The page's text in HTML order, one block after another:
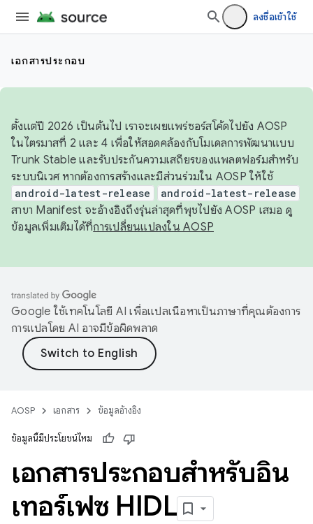
ลงชื่อเข้าใช้
เอกสารประกอบ
ตั้งแต่ปี 2026 เป็นต้นไป เราจะเผยแพร่ซอร์สโค้ดไปยัง AOSP
ในไตรมาสที่ 2 และ 4 เพื่อให้สอดคล้องกับโมเดลการพัฒนาแบบ
Trunk Stable และรับประกันความเสถียรของแพลตฟอร์มสำหรับ
ระบบนิเวศ หากต้องการสร้างและมีส่วนร่วมใน AOSP ให้ใช้
android-latest-release android-latest-release
สาขา Manifest จะอ้างอิงถึงรุ่นล่าสุดที่พุชไปยัง AOSP เสมอ ดู
ข้อมูลเพิ่มเติมได้ที่การเปลี่ยนแปลงใน AOSP
Google ใช้เทคโนโลยี AI เพื่อแปลเนื้อหาเป็นภาษาที่คุณต้องการ
การแปลโดย AI อาจมีข้อผิดพลาด
AOSP เอกสาร ข้อมูลอ้างอิง
ข้อมูลนี้มีประโยชน์ไหม
เอกสารประกอบสำหรับอิน
เทอร์เฟซ HIDL